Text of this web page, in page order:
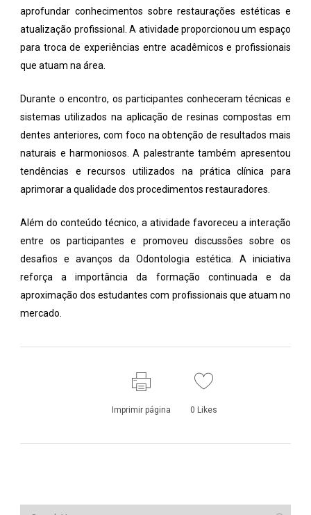
aprofundar conhecimentos sobre restaurações estéticas e
atualização profissional. A atividade proporcionou um espaço
para troca de experiências entre acadêmicos e profissionais
que atuam na área.
Durante o encontro, os participantes conheceram técnicas e
sistemas utilizados na aplicação de resinas compostas em
dentes anteriores, com foco na obtenção de resultados mais
naturais e harmoniosos. A palestrante também apresentou
tendências e recursos utilizados na prática clínica para
aprimorar a qualidade dos procedimentos restauradores.
Além do conteúdo técnico, a atividade favoreceu a interação
entre os participantes e promoveu discussões sobre os
desafios e avanços da Odontologia estética. A iniciativa
reforça a importância da formação continuada e da
aproximação dos estudantes com profissionais que atuam no
mercado.
Imprimir página 0 Likes